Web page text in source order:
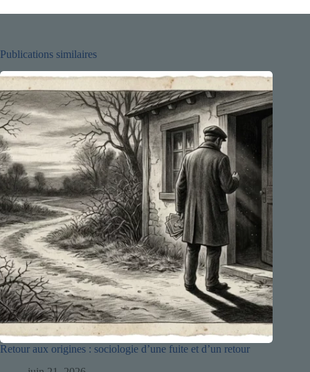
Publications similaires
Retour aux origines : sociologie d’une fuite et d’un retour